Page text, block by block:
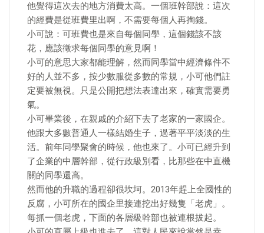
他覺得這次去的地方消費太高。一個班幹部說：這次
的經費是從班費里出啊，不需要每個人再掏錢。
小可說：可班費也是來自每個同學，這個錢該不該
花，應該徵求每個同學的意見啊！
小可的意思大家都能理解，然而同學當中經濟條件不
好的人並不多，按少數服從多數的常規，小可他們註
定要被無視。只是公開把想法表達出來，確實需要勇
氣。
小可畢業後，在親戚的介紹下去了老家的一家國企。
他跟大多數普通人一樣結婚生子，過著平平淡淡的生
活。前年同學聚會的時候，他也來了。小可已經升到
了企業的中層幹部，從行政級別看，比那些在中直機
關的同學還高。
然而他的升職的過程卻很坎坷。2013年趕上全國性的
反腐，小可所在的國企里接連挖出好幾隻「老虎」。
每抓一個老虎，下面的各層級幹部也被連根拔起。